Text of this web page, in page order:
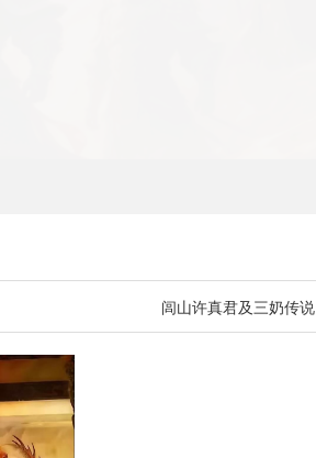
闾山许真君及三奶传说